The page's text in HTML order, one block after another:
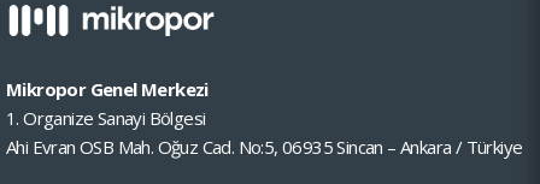
Mikropor Genel Merkezi
1. Organize Sanayi Bölgesi
Ahi Evran OSB Mah. Oğuz Cad. No:5, 06935 Sincan – Ankara / Türkiye